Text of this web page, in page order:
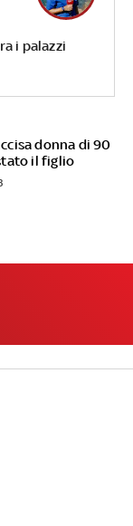
i palazzi
donna di 90
il figlio